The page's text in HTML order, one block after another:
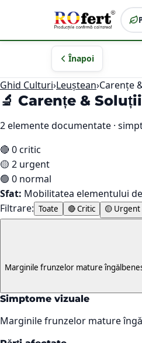
Înapoi
Ghid Culturi›Leuștean›Carențe
🔬 Carențe &
2elemente documentate ·
🔴 0critic
🟡 2 urgent
🟢 0 normal
Sfat: Mobilitatea elementului
Filtrare: Toate 🔴 Critic 🟡 Urgent
Marginile frunzelor mature
Simptome vizuale
Marginile frunzelor mature